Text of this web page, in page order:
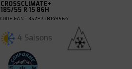
CROSSCLIMATE+
185/55 R 15 86H
CODE EAN : 3528708149564
4 Saisons